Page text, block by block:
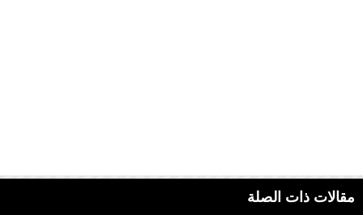
مقالات ذات الصلة